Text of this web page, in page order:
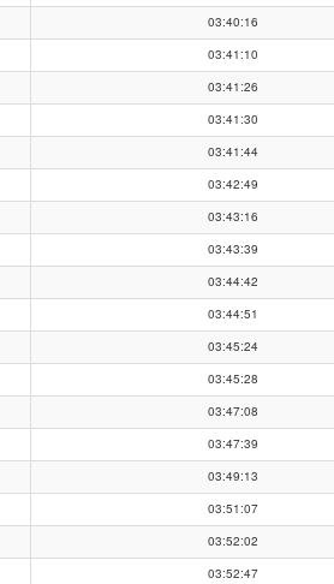
03:40:16
03:41:10
03:41:26
03:41:30
03:41:44
03:42:49
03:43:16
03:43:39
03:44:42
03:44:51
03:45:24
03:45:28
03:47:08
03:47:39
03:49:13
03:51:07
03:52:02
03:52:47